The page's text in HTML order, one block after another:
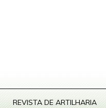
REVISTA DE ARTILHARIA